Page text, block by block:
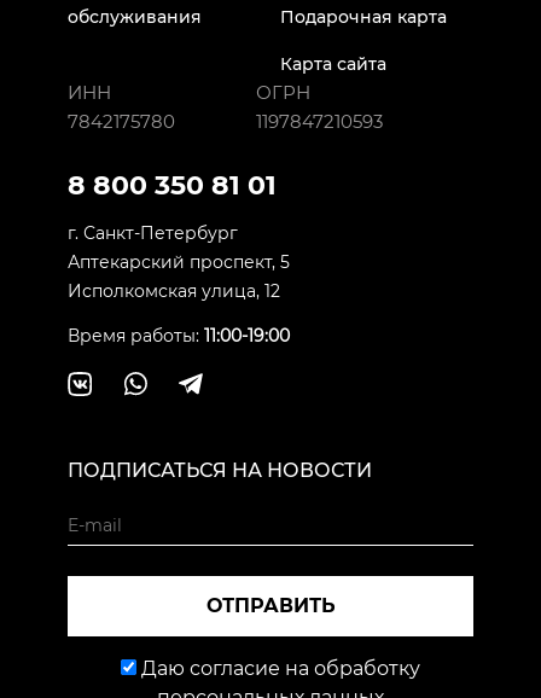
обслуживания
Подарочная карта
Карта сайта
ИНН
7842175780
ОГРН
1197847210593
8 800 350 81 01
г. Санкт-Петербург
Аптекарский проспект, 5
Исполкомская улица, 12
Время работы: 11:00-19:00
ПОДПИСАТЬСЯ НА НОВОСТИ
ОТПРАВИТЬ
Даю согласие на обработку